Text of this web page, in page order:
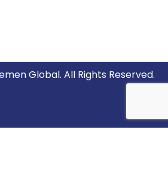
Global. All Rights Reserved.